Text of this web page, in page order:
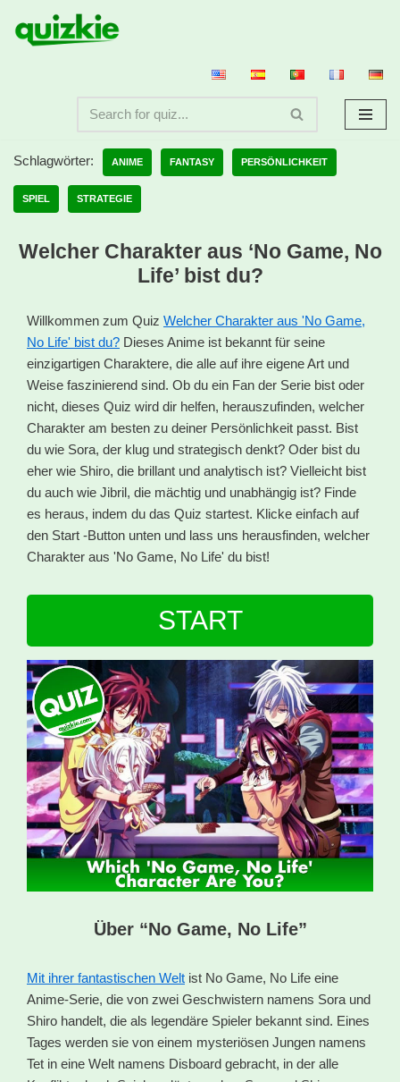
Zum
Schlagwörter: ANIME FANTASY PERSÖNLICHKEIT
SPIEL STRATEGIE
Welcher Charakter aus ‘No Game, No
Life’ bist du?
Willkommen zum Quiz Welcher Charakter aus 'No Game,
No Life' bist du? Dieses Anime ist bekannt für seine
einzigartigen Charaktere, die alle auf ihre eigene Art und
Weise faszinierend sind. Ob du ein Fan der Serie bist oder
nicht, dieses Quiz wird dir helfen, herauszufinden, welcher
Charakter am besten zu deiner Persönlichkeit passt. Bist
du wie Sora, der klug und strategisch denkt? Oder bist du
eher wie Shiro, die brillant und analytisch ist? Vielleicht bist
du auch wie Jibril, die mächtig und unabhängig ist? Finde
es heraus, indem du das Quiz startest. Klicke einfach auf
den Start -Button unten und lass uns herausfinden, welcher
Charakter aus 'No Game, No Life' du bist!
START
Über “No Game, No Life”
Mit ihrer fantastischen Welt ist No Game, No Life eine
Anime-Serie, die von zwei Geschwistern namens Sora und
Shiro handelt, die als legendäre Spieler bekannt sind. Eines
Tages werden sie von einem mysteriösen Jungen namens
Tet in eine Welt namens Disboard gebracht, in der alle